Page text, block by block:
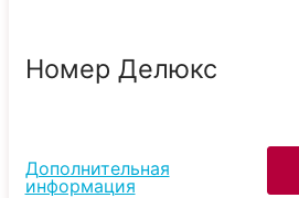
Номер Делюкс
Дополнительная
информация